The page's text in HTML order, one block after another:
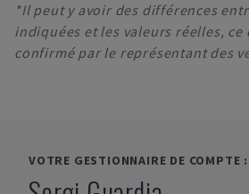
*Il peut y avoir des différences
indiquées et les valeurs réelles,
confirmé par le représentant des
VOTRE GESTIONNAIRE DE COMPTE :